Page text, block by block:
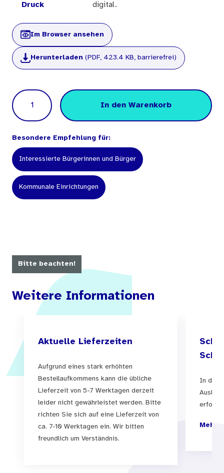
Druck
digital.
Im Browser ansehen
Herunterladen (PDF, 423.4 KB, barrierefrei)
Menge
In den Warenkorb
Besondere Empfehlung für:
Interessierte Bürgerinnen und Bürger
Kommunale Einrichtungen
Bitte beachten!
Weitere Informationen
Aktuelle Lieferzeiten
Aufgrund eines stark erhöhten
Bestellaufkommens kann die übliche
Lieferzeit von 5-7 Werktagen derzeit
leider nicht gewährleistet werden. Bitte
richten Sie sich auf eine Lieferzeit von
ca. 7-10 Werktagen ein. Wir bitten
freundlich um Verständnis.
In der
Mehr